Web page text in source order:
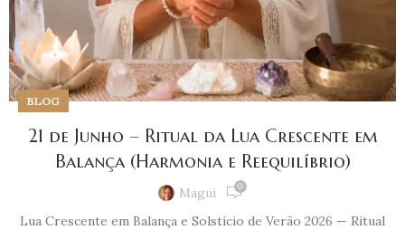
BLOG
21 de Junho – Ritual da Lua Crescente em
Balança (Harmonia e Reequilíbrio)
Magui 0
Lua Crescente em Balança e Solstício de Verão 2026 — Ritual